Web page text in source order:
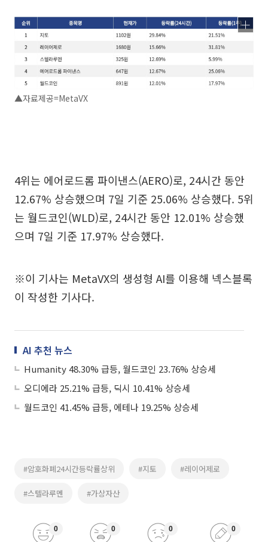
▲자료제공=MetaVX
4위는 에어로드롬 파이낸스(AERO)로, 24시간 동안
12.67% 상승했으며 7일 기준 25.06% 상승했다. 5위
는 월드코인(WLD)로, 24시간 동안 12.01% 상승했
으며 7일 기준 17.97% 상승했다.
※이 기사는 MetaVX의 생성형 AI를 이용해 넥스블록
이 작성한 기사다.
AI 추천 뉴스
Humanity 48.30% 급등, 월드코인 23.76% 상승세
오디에라 25.21% 급등, 딕시 10.41% 상승세
월드코인 41.45% 급등, 에테나 19.25% 상승세
#암호화폐24시간등락률상위 #지토 #레이어제로
#스텔라루멘 #가상자산
0 0 0 0